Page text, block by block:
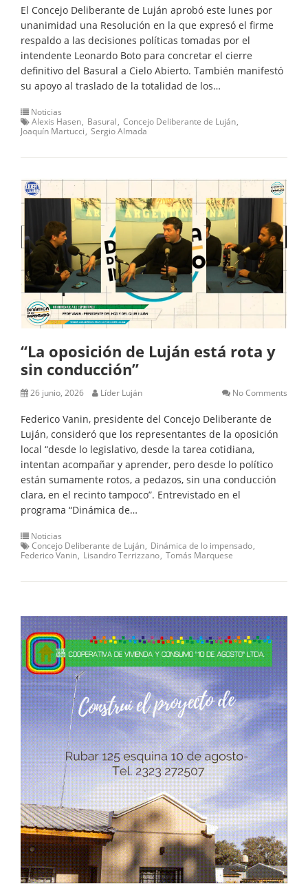
El Concejo Deliberante de Luján aprobó este lunes por
unanimidad una Resolución en la que expresó el firme
respaldo a las decisiones políticas tomadas por el
intendente Leonardo Boto para concretar el cierre
definitivo del Basural a Cielo Abierto. También manifestó
su apoyo al traslado de la totalidad de los…
Noticias
Alexis Hasen Basural Concejo Deliberante de Luján
Joaquín Martucci Sergio Almada
“La oposición de Luján está rota y
sin conducción”
26 junio, 2026 Líder Luján No Comments
Federico Vanin, presidente del Concejo Deliberante de
Luján, consideró que los representantes de la oposición
local “desde lo legislativo, desde la tarea cotidiana,
intentan acompañar y aprender, pero desde lo político
están sumamente rotos, a pedazos, sin una conducción
clara, en el recinto tampoco”. Entrevistado en el
programa “Dinámica de…
Noticias
Concejo Deliberante de Luján Dinámica de lo impensado
Federico Vanin Lisandro Terrizzano Tomás Marquese